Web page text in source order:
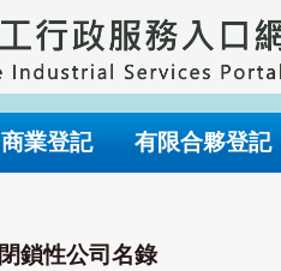
商業登記 有限合夥登記
閉鎖性公司名錄